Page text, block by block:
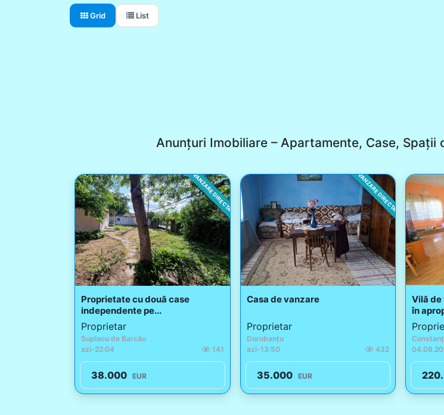
Grid List
Anunțuri Imobiliare – Apartamente, Case, Spații
VANZARE DIRECTA
Proprietate cu două case
independente pe...
Proprietar
Suplacu de Barcău
azi-22:04 141
38.000 EUR
VANZARE DIRECTA
Casa de vanzare
Proprietar
Dorobanțu
azi-13:50 432
35.000 EUR
Vilă de
în